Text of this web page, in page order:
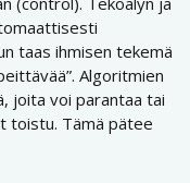
taas ihmisen tekemä
Algoritmien
joita voi parantaa tai
toistu. Tämä pätee